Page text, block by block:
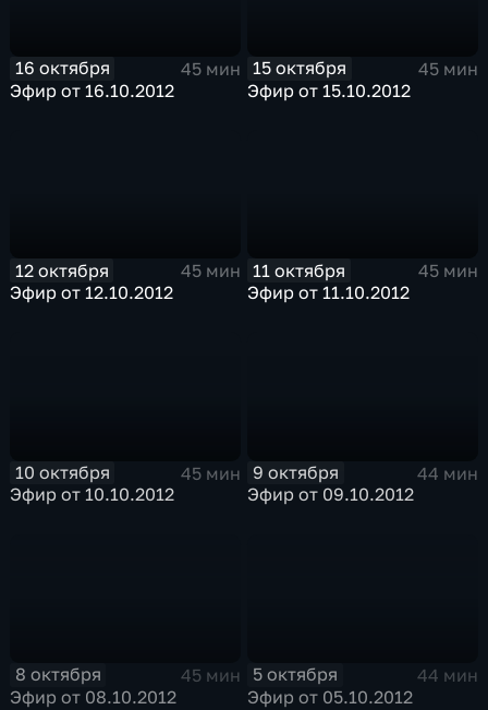
16 октября
45 мин
Эфир от 16.10.2012
15 октября
45 мин
Эфир от 15.10.2012
12 октября
45 мин
Эфир от 12.10.2012
11 октября
45 мин
Эфир от 11.10.2012
10 октября
45 мин
Эфир от 10.10.2012
9 октября
44 мин
Эфир от 09.10.2012
8 октября
45 мин
Эфир от 08.10.2012
5 октября
44 мин
Эфир от 05.10.2012